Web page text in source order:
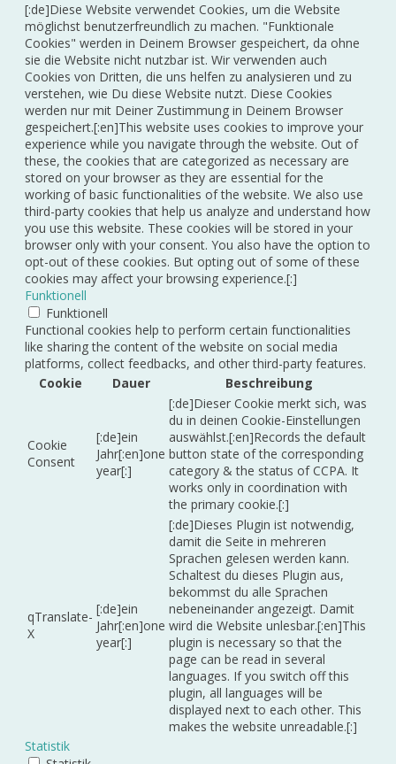
[:de]Diese Website verwendet Cookies, um die Website
möglichst benutzerfreundlich zu machen. "Funktionale
Cookies" werden in Deinem Browser gespeichert, da ohne
sie die Website nicht nutzbar ist. Wir verwenden auch
Cookies von Dritten, die uns helfen zu analysieren und zu
verstehen, wie Du diese Website nutzt. Diese Cookies
werden nur mit Deiner Zustimmung in Deinem Browser
gespeichert.[:en]This website uses cookies to improve your
experience while you navigate through the website. Out of
these, the cookies that are categorized as necessary are
stored on your browser as they are essential for the
working of basic functionalities of the website. We also use
third-party cookies that help us analyze and understand how
you use this website. These cookies will be stored in your
browser only with your consent. You also have the option to
opt-out of these cookies. But opting out of some of these
cookies may affect your browsing experience.[:]
Funktionell
Funktionell
Functional cookies help to perform certain functionalities
like sharing the content of the website on social media
platforms, collect feedbacks, and other third-party features.
Cookie
Dauer Beschreibung
Cookie
Consent
[:de]ein
Jahr[:en]one
year[:]
[:de]Dieser Cookie merkt sich, was
du in deinen Cookie-Einstellungen
auswählst.[:en]Records the default
button state of the corresponding
category & the status of CCPA. It
works only in coordination with
the primary cookie.[:]
qTranslate-
X
[:de]ein
Jahr[:en]one
year[:]
[:de]Dieses Plugin ist notwendig,
damit die Seite in mehreren
Sprachen gelesen werden kann.
Schaltest du dieses Plugin aus,
bekommst du alle Sprachen
nebeneinander angezeigt. Damit
wird die Website unlesbar.[:en]This
plugin is necessary so that the
page can be read in several
languages. If you switch off this
plugin, all languages will be
displayed next to each other. This
makes the website unreadable.[:]
Statistik